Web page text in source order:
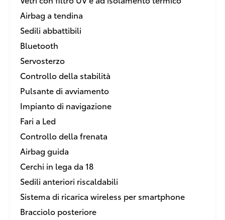
Airbag a tendina
Sedili abbattibili
Bluetooth
Servosterzo
Controllo della stabilità
Pulsante di avviamento
Impianto di navigazione
Fari a Led
Controllo della frenata
Airbag guida
Cerchi in lega da 18
Sedili anteriori riscaldabili
Sistema di ricarica wireless per smartphone
Bracciolo posteriore